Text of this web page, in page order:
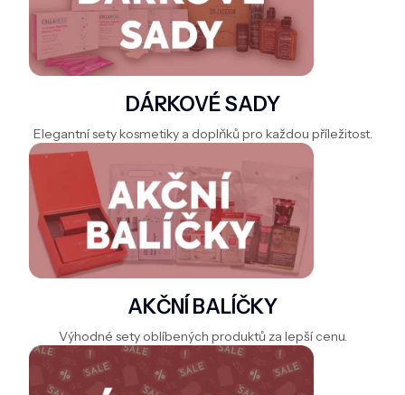
DOMÁCNOST
ZNAČKY
DÁRKOVÉ SADY
Elegantní sety kosmetiky a doplňků pro každou příležitost.
AKČNÍ BALÍČKY
Výhodné sety oblíbených produktů za lepší cenu.